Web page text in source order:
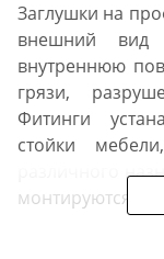
Заглушки на
внешний вид
внутреннюю
грязи,
Фитинги
стойки
различного
монтируются